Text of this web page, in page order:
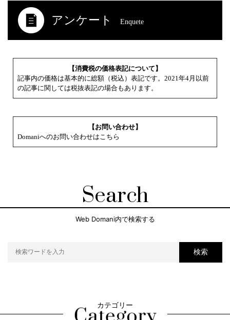
アンケート Enquete
【消費税の価格表記について】
記事内の価格は基本的に総額（税込）表記です。2021年4月以前
の記事に関しては税抜表記の場合もあります。
【お問い合わせ】
Domaniへのお問い合わせはこちら
Search
Web Domani内で検索する
検索
カテゴリー